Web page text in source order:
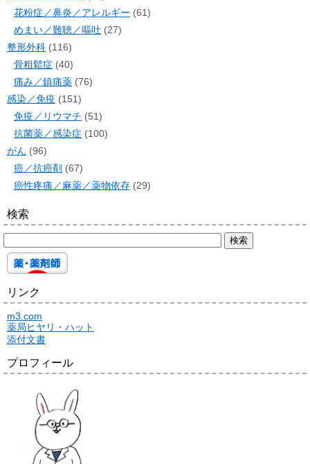
花粉症／鼻炎／アレルギー (61)
めまい／難聴／嘔吐 (27)
整形外科 (116)
骨粗鬆症 (40)
痛み／鎮痛薬 (76)
感染／免疫 (151)
免疫／リウマチ (51)
抗菌薬／感染症 (100)
がん (96)
癌／抗癌剤 (67)
癌性疼痛／麻薬／薬物依存 (29)
検索
リンク
m3.com
薬局ヒヤリ・ハット
添付文書
プロフィール